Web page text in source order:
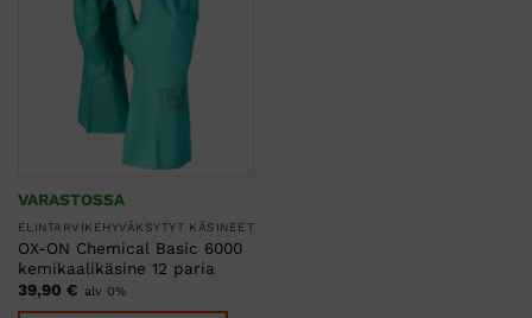
VARASTOSSA
ELINTARVIKEHYVÄKSYTYT KÄSINEET
OX-ON Chemical Basic 6000
kemikaalikäsine 12 paria
39,90 € alv 0%